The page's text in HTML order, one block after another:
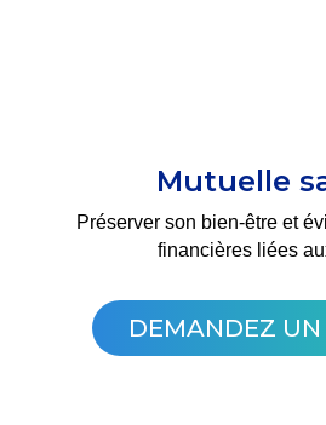
Mutuelle
Préserver son bien-être et
financières liées
DEMANDEZ UN